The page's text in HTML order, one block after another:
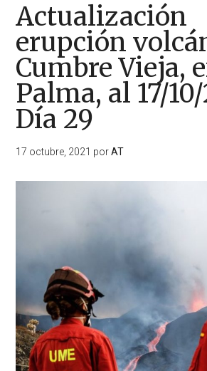
Actualización
erupción
Cumbre Vieja,
Palma, al 17/
Día 29
17 octubre, 2021 porAT